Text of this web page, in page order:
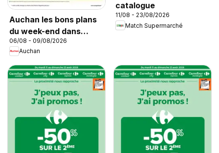
Auchan les bons plans
du week-end dans
votre super
06/08 - 09/08/2026
Auchan
catalogue
11/08 - 23/08/2026
Match Supermarché